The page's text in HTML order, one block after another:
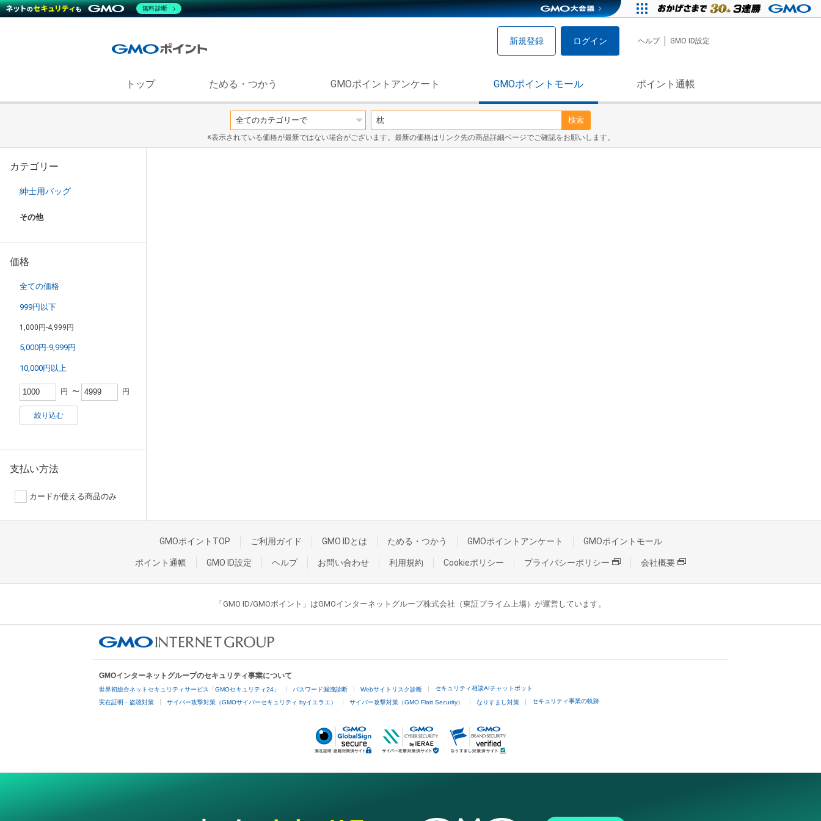
新規登録 ログイン ヘルプ GMO ID設定
トップ ためる・つかう GMOポイントアンケート GMOポイントモール ポイント通帳
検索
※表示されている価格が最新ではない場合がございます。最新の価格はリンク先の商品詳細ページでご確認をお願いします。
カテゴリー
紳士用バッグ
その他
価格
全ての価格
999円以下
1,000円-4,999円
5,000円-9,999円
10,000円以上
円 〜 円
絞り込む
支払い方法
カードが使える商品のみ
GMOポイントTOP ご利用ガイド GMO IDとは ためる・つかう GMOポイントアンケート GMOポイントモール
ポイント通帳 GMO ID設定 ヘルプ お問い合わせ 利用規約 Cookieポリシー プライバシーポリシー 会社概要
「GMO ID/GMOポイント」はGMOインターネットグループ株式会社（東証プライム上場）が運営しています。
GMOインターネットグループのセキュリティ事業について
世界初総合ネットセキュリティサービス「GMOセキュリティ24」 パスワード漏洩診断 Webサイトリスク診断 セキュリティ相談AIチャットボット
実在証明・盗聴対策 サイバー攻撃対策（GMOサイバーセキュリティ byイエラエ） サイバー攻撃対策（GMO Flatt Security） なりすまし対策 セキュリティ事業の軌跡
無料診断